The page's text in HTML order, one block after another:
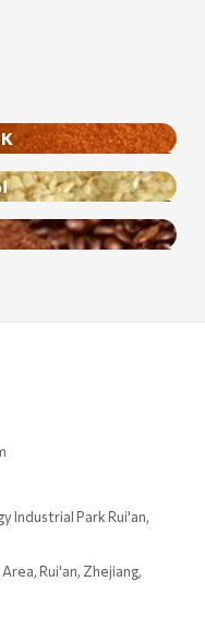
Industrial Park Rui'an,
Rui'an, Zhejiang,